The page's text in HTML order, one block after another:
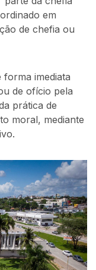
em
de chefia ou
forma imediata
de ofício pela
prática de
moral, mediante